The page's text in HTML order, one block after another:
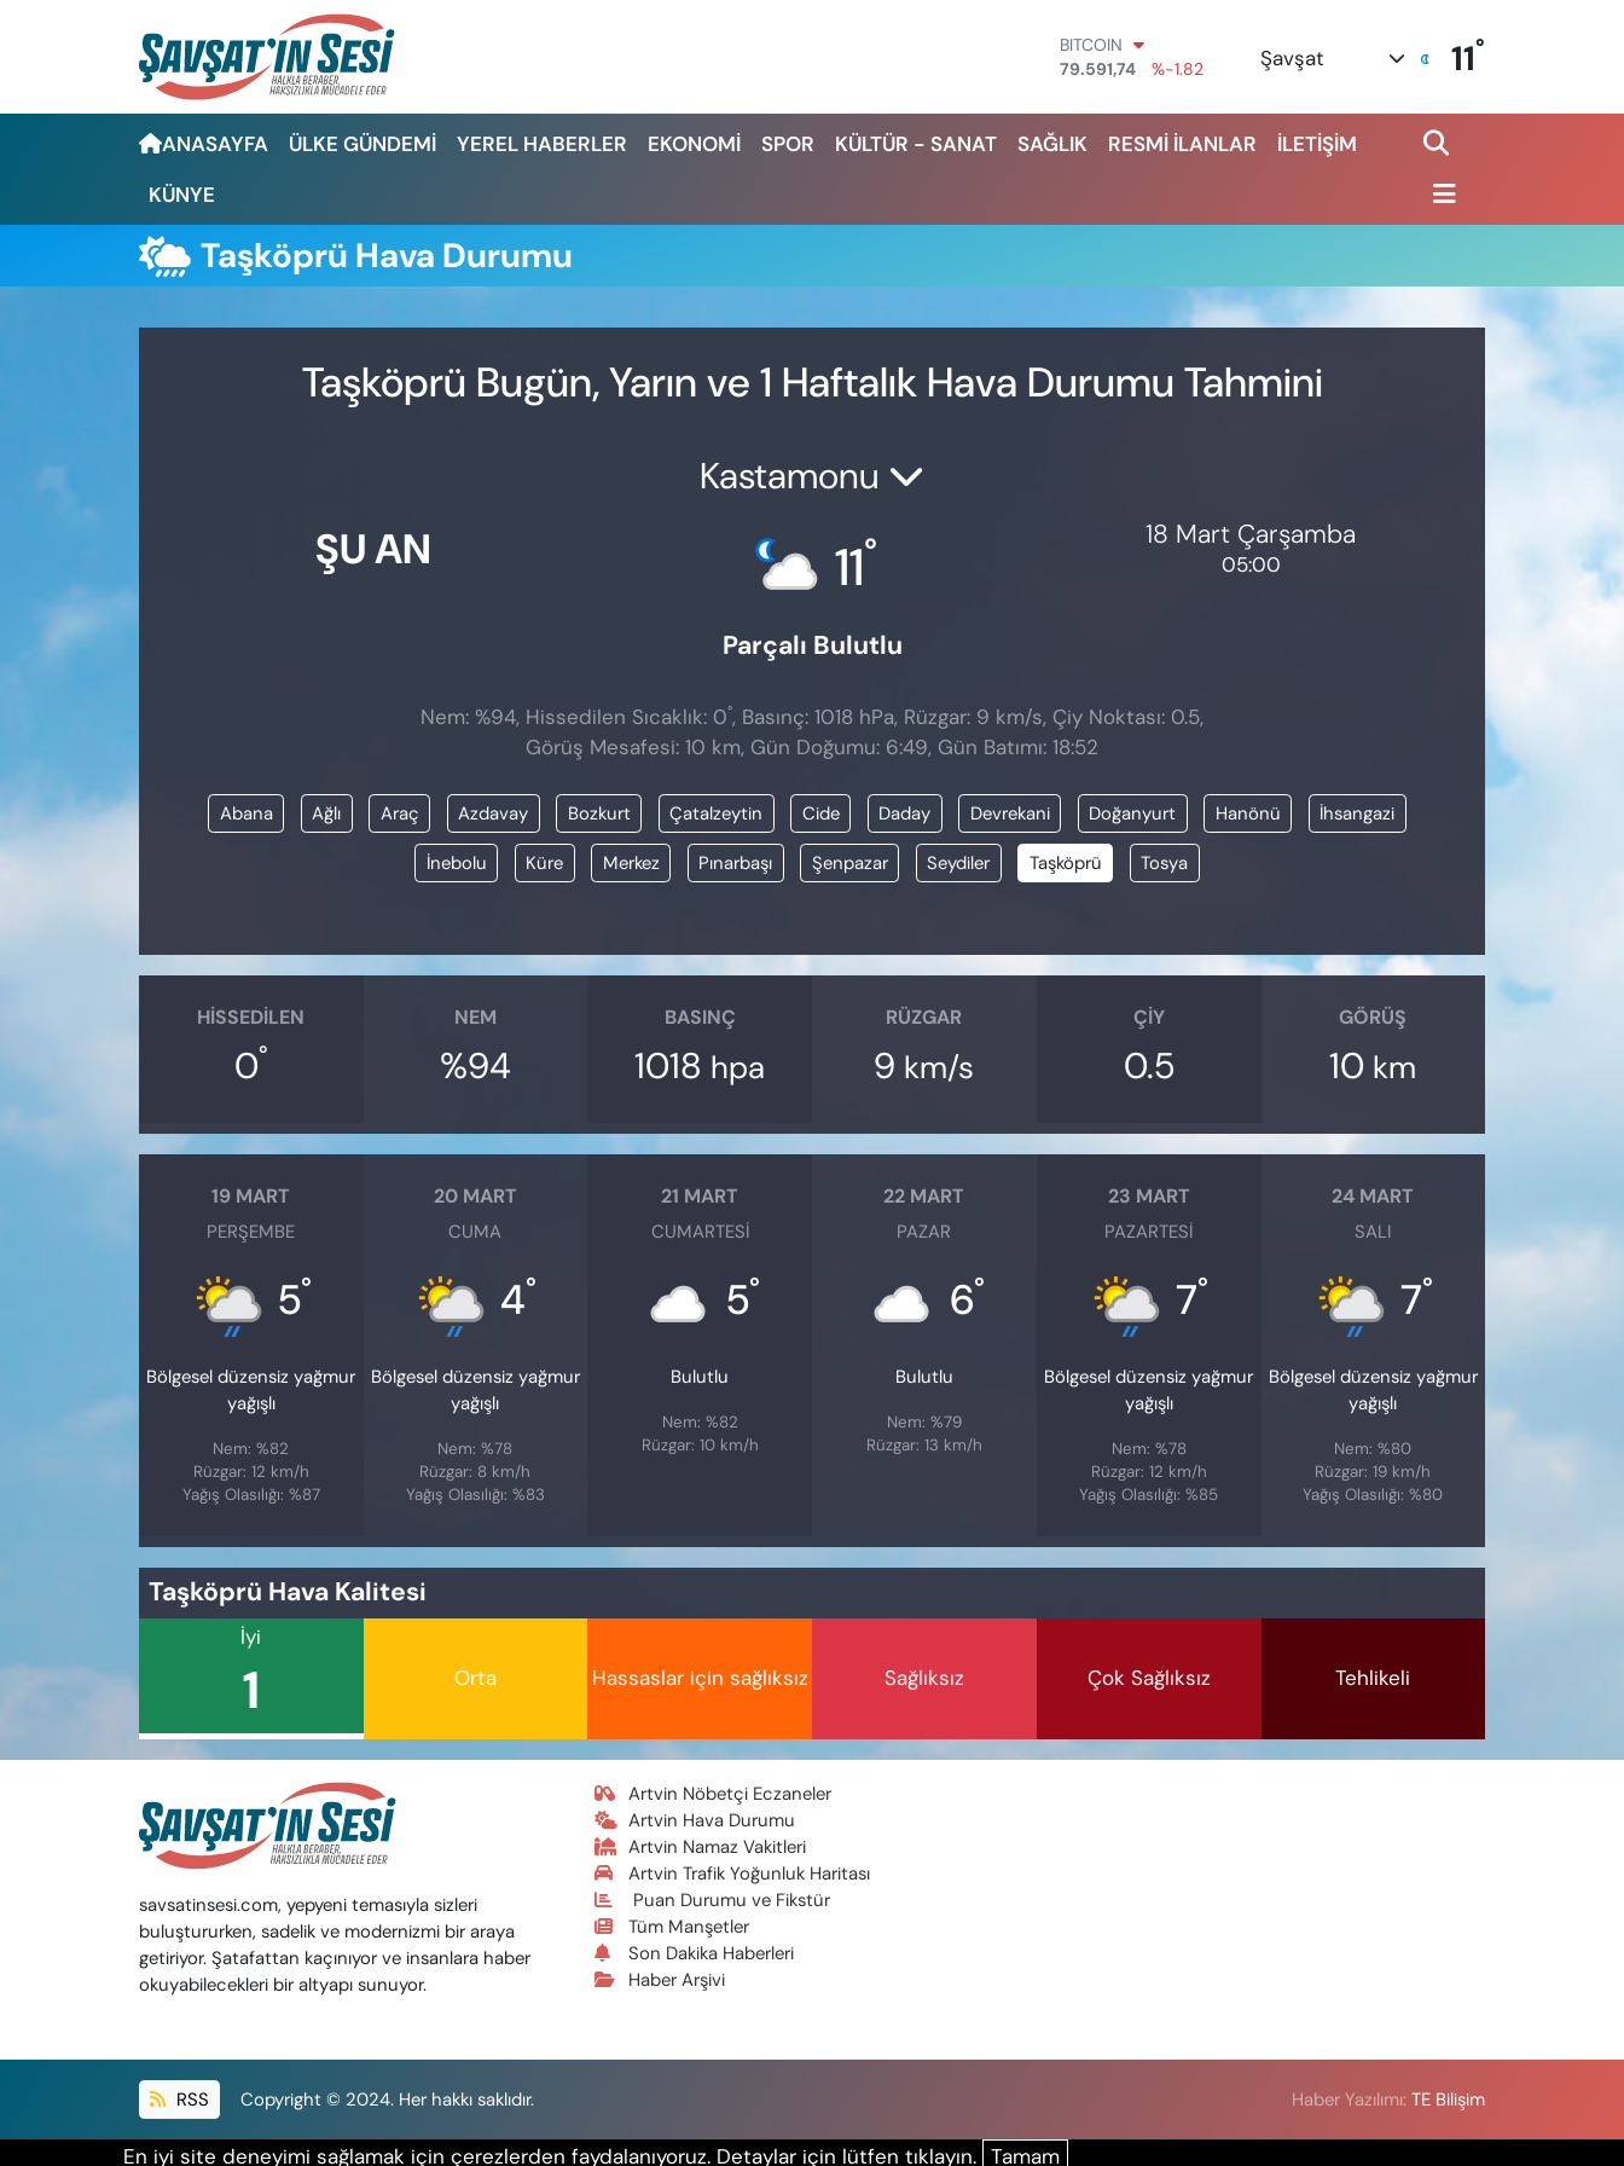
BITCOIN
79.591,74
%-1.82
45,43620
%0.02
EURO
Şavşat 11°
ANASAYFA ÜLKE GÜNDEMİ YEREL HABERLER EKONOMİ SPOR KÜLTÜR - SANAT SAĞLIK RESMİ İLANLAR
İLETİŞİM
KÜNYE
Taşköprü Hava Durumu
Taşköprü Bugün, Yarın ve 1 Haftalık Hava Durumu Tahmini
ŞU AN
Kastamonu
11°
Parçalı Bulutlu
18 Mart Çarşamba
05:00
Nem: %94, Hissedilen Sıcaklık: 0°, Basınç: 1018 hPa, Rüzgar: 9 km/s, Çiy Noktası: 0.5,
Görüş Mesafesi: 10 km, Gün Doğumu: 6:49, Gün Batımı: 18:52
Abana Ağlı Araç Azdavay Bozkurt Çatalzeytin Cide Daday Devrekani Doğanyurt Hanönü İhsangazi
İnebolu Küre Merkez Pınarbaşı Şenpazar Seydiler Taşköprü Tosya
HISSEDILEN
0°
NEM
%94
BASINÇ
1018 hpa
RÜZGAR
9 km/s
ÇIY
0.5
GÖRÜŞ
10 km
19 MART
PERŞEMBE
5°
Bölgesel düzensiz yağmur
yağışlı
Nem: %82
Rüzgar: 12 km/h
Yağış Olasılığı: %87
20 MART
CUMA
4°
Bölgesel düzensiz yağmur
yağışlı
Nem: %78
Rüzgar: 8 km/h
Yağış Olasılığı: %83
21 MART
CUMARTESI
5°
Bulutlu
Nem: %82
Rüzgar: 10 km/h
22 MART
PAZAR
6°
Bulutlu
Nem: %79
Rüzgar: 13 km/h
23 MART
PAZARTESI
7°
Bölgesel düzensiz yağmur
yağışlı
Nem: %78
Rüzgar: 12 km/h
Yağış Olasılığı: %85
24 MART
SALI
7°
Bölgesel düzensiz yağmur
yağışlı
Nem: %80
Rüzgar: 19 km/h
Yağış Olasılığı: %80
Taşköprü Hava Kalitesi
İyi
1 Orta Hassaslar için sağlıksız Sağlıksız Çok Sağlıksız Tehlikeli
savsatinsesi.com, yepyeni temasıyla sizleri
buluştururken, sadelik ve modernizmi bir araya
getiriyor. Şatafattan kaçınıyor ve insanlara haber
okuyabilecekleri bir altyapı sunuyor.
Artvin Nöbetçi Eczaneler
Artvin Hava Durumu
Artvin Namaz Vakitleri
Artvin Trafik Yoğunluk Haritası
Puan Durumu ve Fikstür
Tüm Manşetler
Son Dakika Haberleri
Haber Arşivi
RSS Copyright © 2024. Her hakkı saklıdır. Haber Yazılımı:TE Bilişim
En iyi site deneyimi sağlamak için çerezlerden faydalanıyoruz. Detaylar için lütfen tıklayın. Tamam
Artvin Nöbetçi Eczaneler
Artvin Hava Durumu
Artvin Trafik Yoğunluk Haritası